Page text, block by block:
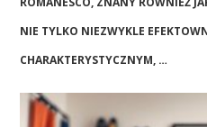
NIE TYLKO NIEZWYKLE
CHARAKTERYSTYCZNYM, …